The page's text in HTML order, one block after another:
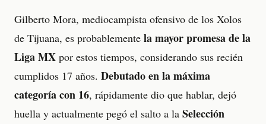
Gilberto Mora, mediocampista ofensivo de los Xolos
de Tijuana, es probablemente la mayor promesa de la
Liga MX por estos tiempos, considerando sus recién
cumplidos 17 años. Debutado en la máxima
categoría con 16, rápidamente dio que hablar, dejó
huella y actualmente pegó el salto a la Selección